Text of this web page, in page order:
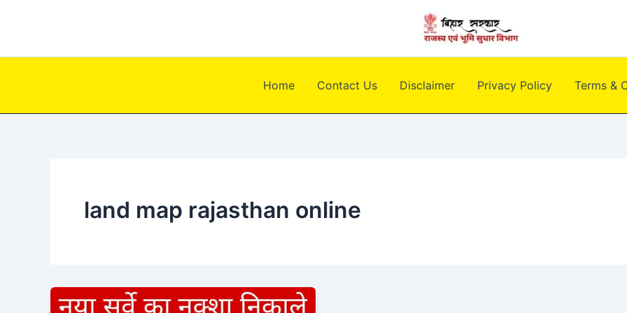
Home Contact Us Disclaimer Privacy Policy Terms &
land map rajasthan online